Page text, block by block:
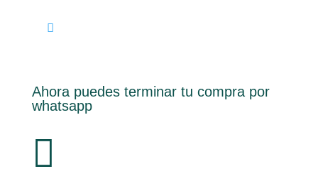
Ahora puedes terminar tu compra por
whatsapp
